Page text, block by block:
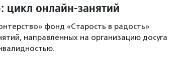
цикл онлайн-занятий
фонд «Старость в радость»
направленных на организацию досуга